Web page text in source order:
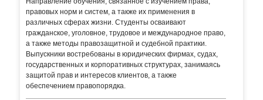
правовых норм и систем, а также их применения в
различных сферах жизни. Студенты осваивают
гражданское, уголовное, трудовое и международное право,
а также методы правозащитной и судебной практики.
Выпускники востребованы в юридических фирмах, судах,
государственных и корпоративных структурах, занимаясь
защитой прав и интересов клиентов, а также
обеспечением правопорядка.